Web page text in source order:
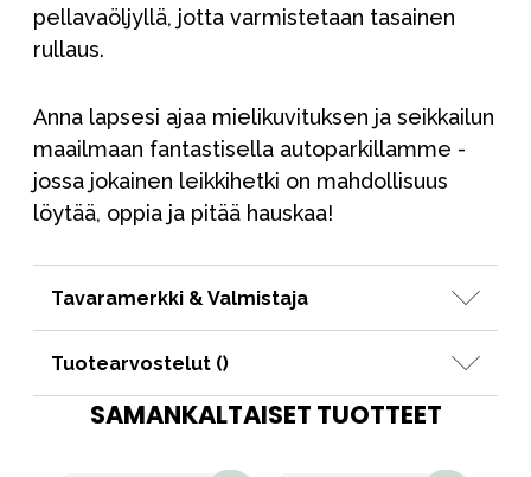
pellavaöljyllä, jotta varmistetaan tasainen
rullaus.
Anna lapsesi ajaa mielikuvituksen ja seikkailun
maailmaan fantastisella autoparkillamme -
jossa jokainen leikkihetki on mahdollisuus
löytää, oppia ja pitää hauskaa!
Tavaramerkki & Valmistaja
Tuotearvostelut ()
SAMANKALTAISET TUOTTEET